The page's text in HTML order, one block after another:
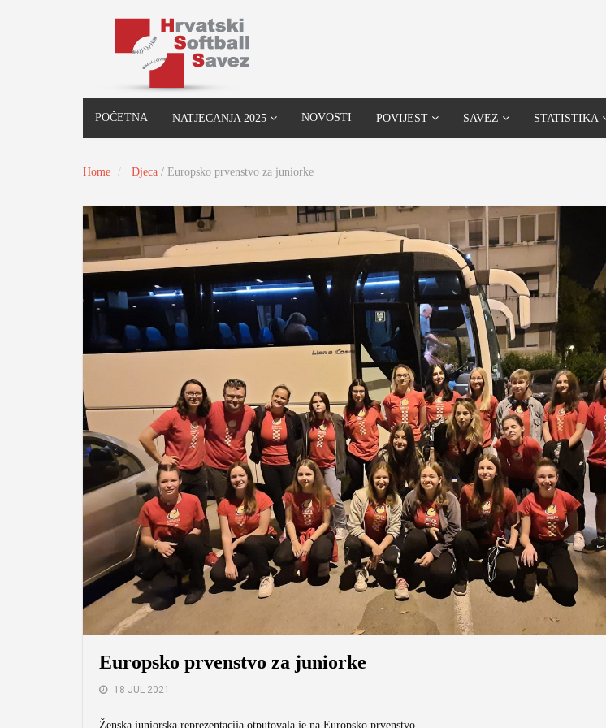
POČETNA NATJECANJA 2025 NOVOSTI POVIJEST SAVEZ STATISTIKA
Home Djeca / Europsko prvenstvo za juniorke
Europsko prvenstvo za juniorke
18 JUL 2021
Ženska juniorska reprezentacija otputovala je na Europsko prvenstvo.